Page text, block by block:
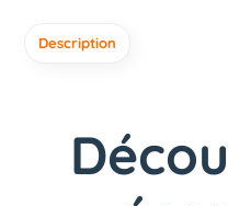
Description